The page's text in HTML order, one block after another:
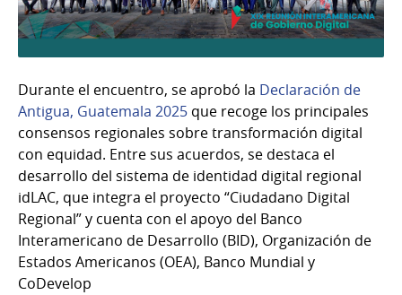
Durante el encuentro, se aprobó la Declaración de
Antigua, Guatemala 2025 que recoge los principales
consensos regionales sobre transformación digital
con equidad. Entre sus acuerdos, se destaca el
desarrollo del sistema de identidad digital regional
idLAC, que integra el proyecto “Ciudadano Digital
Regional” y cuenta con el apoyo del Banco
Interamericano de Desarrollo (BID), Organización de
Estados Americanos (OEA), Banco Mundial y
CoDevelop